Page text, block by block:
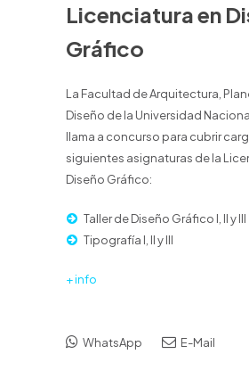
Licenciatura en
Gráfico
La Facultad de Arquitectura,
Diseño de la Universidad
llama a concurso para cubrir
siguientes asignaturas de la
Diseño Gráfico:
Taller de Diseño Gráfico I, II y III
Tipografía I, II y III
+ info
WhatsApp E-Mail